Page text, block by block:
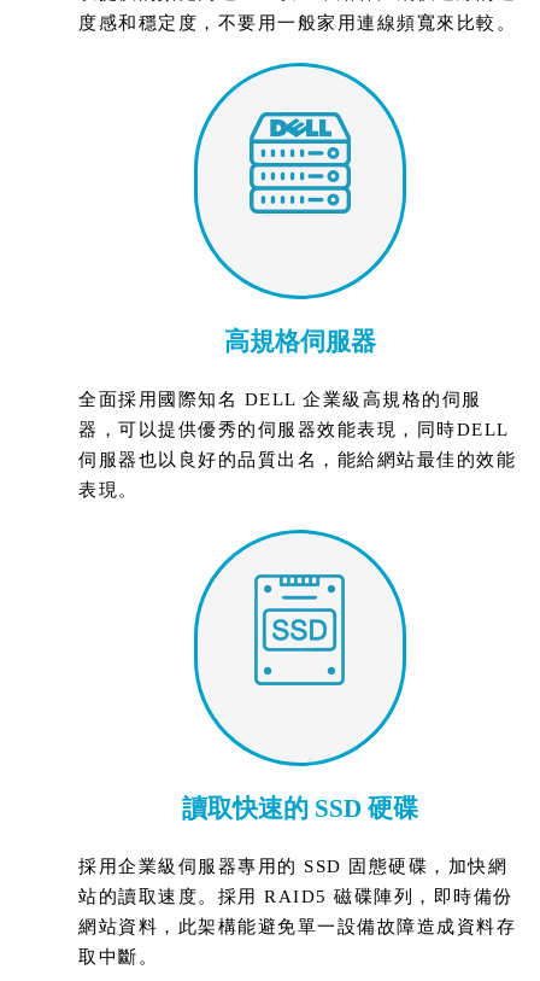
度感和穩定度，不要用一般家用連線頻寬來比較。
高規格伺服器
全面採用國際知名 DELL 企業級高規格的伺服
器，可以提供優秀的伺服器效能表現，同時DELL
伺服器也以良好的品質出名，能給網站最佳的效能
表現。
讀取快速的 SSD 硬碟
採用企業級伺服器專用的 SSD 固態硬碟，加快網
站的讀取速度。採用 RAID5 磁碟陣列，即時備份
網站資料，此架構能避免單一設備故障造成資料存
取中斷。